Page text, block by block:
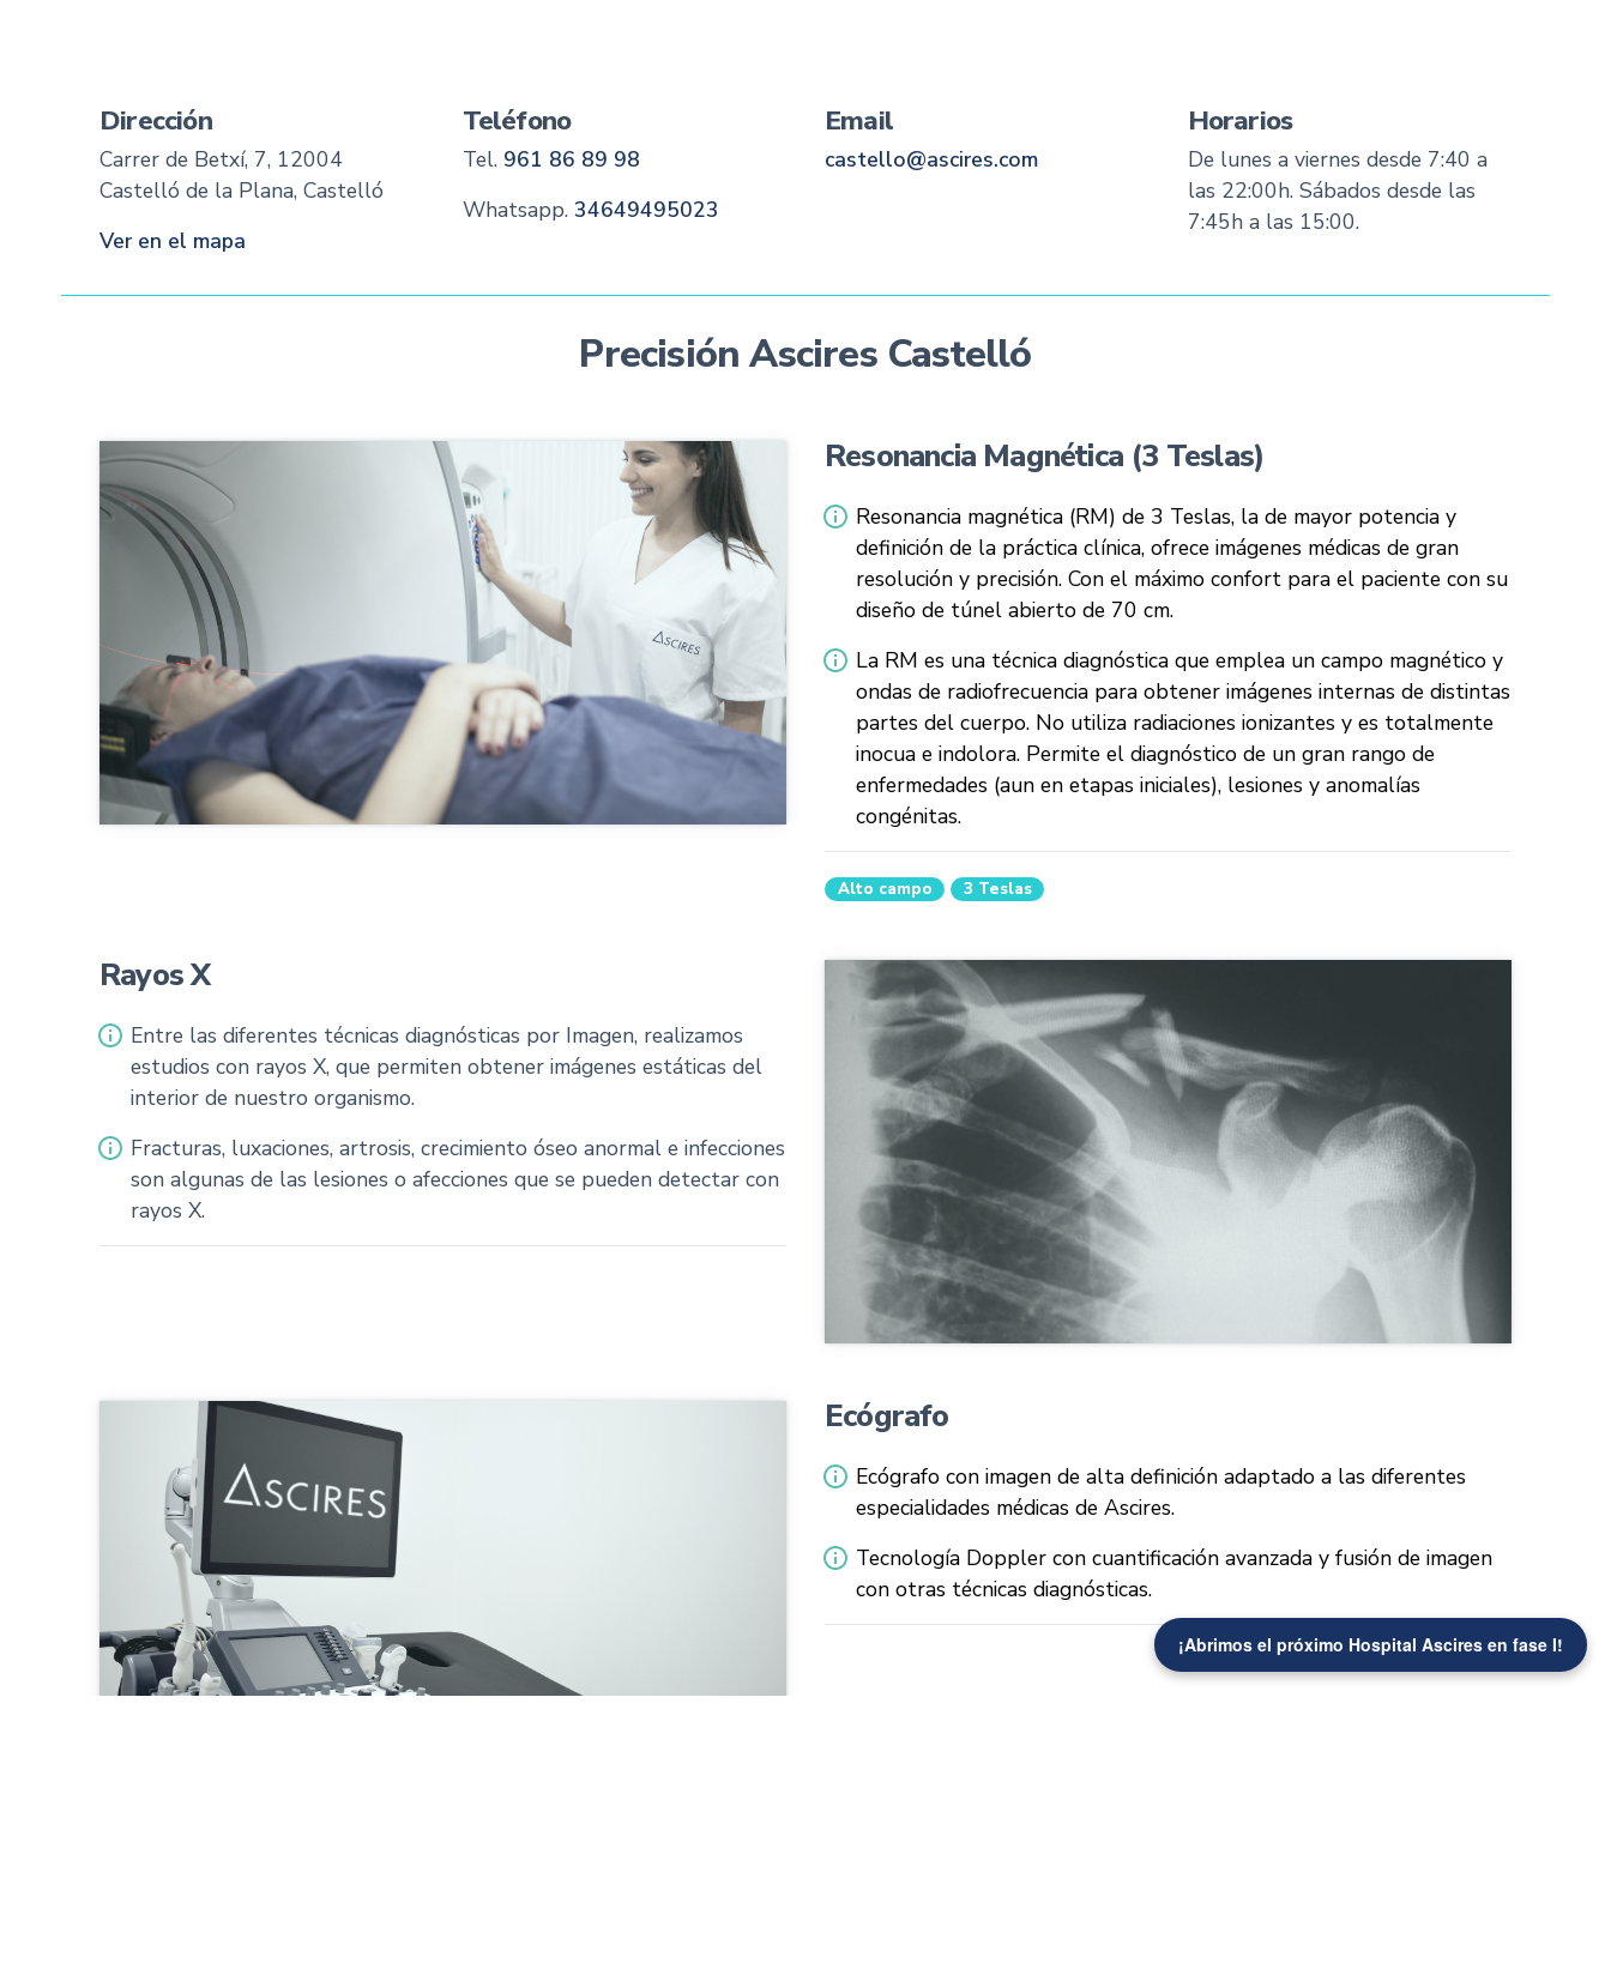
Dirección
Carrer de Betxí, 7, 12004
Castelló de la Plana, Castelló
Ver en el mapa
Teléfono
Tel. 89 98 68 169
Whatsapp. 34649495023
Email
moc.sericsa@olletsac
Horarios
De lunes a viernes desde 7:40 a
las 22:00h. Sábados desde las
7:45h a las 15:00.
Precisión Ascires Castelló
Resonancia Magnética (3 Teslas)
Resonancia magnética (RM) de 3 Teslas, la de mayor potencia y
definición de la práctica clínica, ofrece imágenes médicas de gran
resolución y precisión. Con el máximo confort para el paciente con su
diseño de túnel abierto de 70 cm.
La RM es una técnica diagnóstica que emplea un campo magnético y
ondas de radiofrecuencia para obtener imágenes internas de distintas
partes del cuerpo. No utiliza radiaciones ionizantes y es totalmente
inocua e indolora. Permite el diagnóstico de un gran rango de
enfermedades (aun en etapas iniciales), lesiones y anomalías
congénitas.
Alto campo 3 Teslas
Rayos X
Entre las diferentes técnicas diagnósticas por Imagen, realizamos
estudios con rayos X, que permiten obtener imágenes estáticas del
interior de nuestro organismo.
Fracturas, luxaciones, artrosis, crecimiento óseo anormal e infecciones
son algunas de las lesiones o afecciones que se pueden detectar con
rayos X.
Ecógrafo
Ecógrafo con imagen de alta definición adaptado a las diferentes
especialidades médicas de Ascires.
Tecnología Doppler con cuantificación avanzada y fusión de imagen
con otras técnicas diagnósticas.
¡Abrimos el próximo Hospital Ascires en fase I!